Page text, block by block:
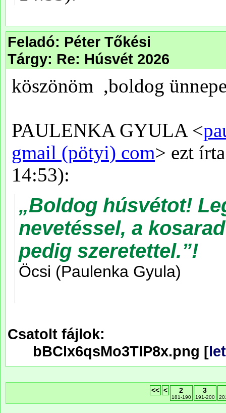
Feladó: Péter Tőkési
Tárgy: Re: Húsvét 2026
Csatolt fájlok:
bBClx6qsMo3TlP8x.png [
<< < 2
181-190
3
191-200